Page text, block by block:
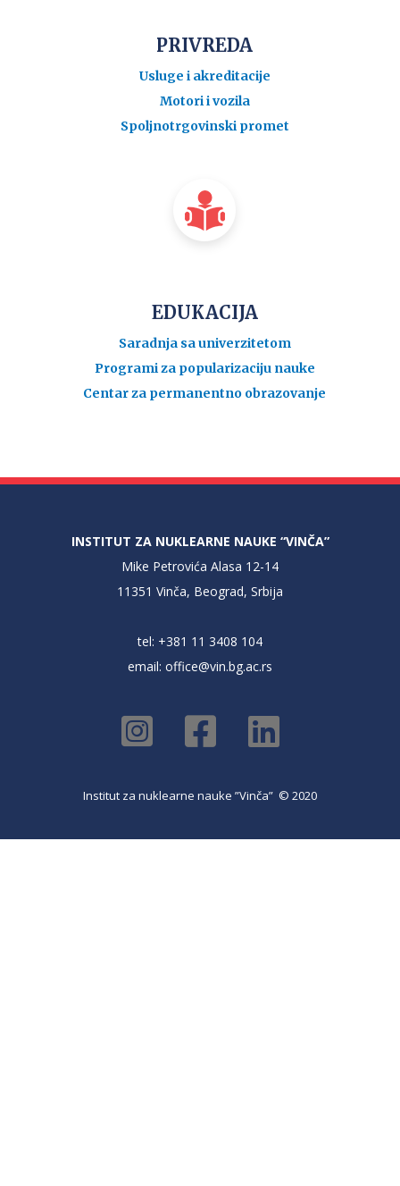
PRIVREDA
Usluge i akreditacije
Motori i vozila
Spoljnotrgovinski promet
EDUKACIJA
Saradnja sa univerzitetom
Programi za popularizaciju nauke
Centar za permanentno obrazovanje
INSTITUT ZA NUKLEARNE NAUKE “VINČA”
Mike Petrovića Alasa 12-14
11351 Vinča, Beograd, Srbija
tel: +381 11 3408 104
email: office@vin.bg.ac.rs
Institut za nuklearne nauke ”Vinča” © 2020